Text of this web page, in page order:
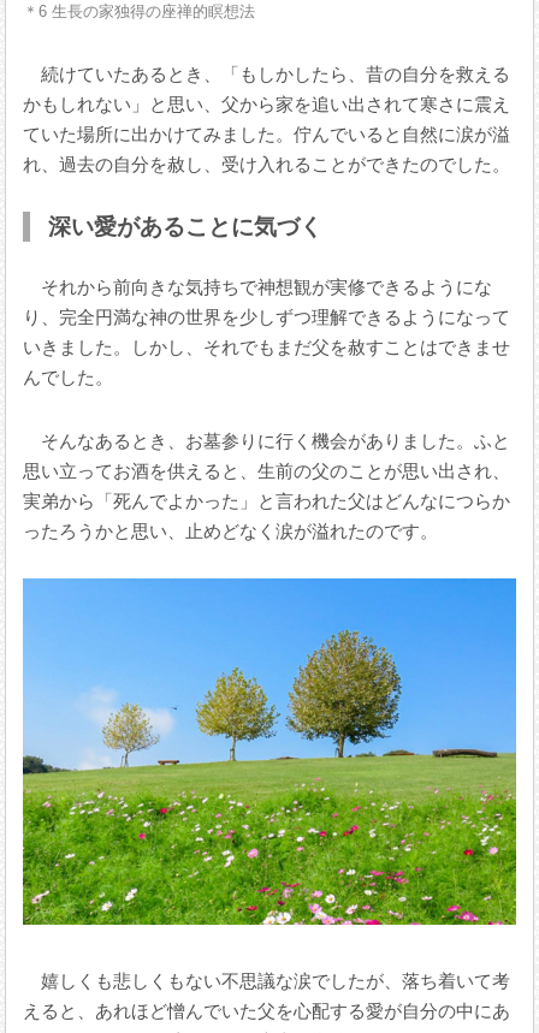
＊6 生長の家独得の座禅的瞑想法
続けていたあるとき、「もしかしたら、昔の自分を救える
かもしれない」と思い、父から家を追い出されて寒さに震え
ていた場所に出かけてみました。佇んでいると自然に涙が溢
れ、過去の自分を赦し、受け入れることができたのでした。
深い愛があることに気づく
それから前向きな気持ちで神想観が実修できるようにな
り、完全円満な神の世界を少しずつ理解できるようになって
いきました。しかし、それでもまだ父を赦すことはできませ
んでした。
そんなあるとき、お墓参りに行く機会がありました。ふと
思い立ってお酒を供えると、生前の父のことが思い出され、
実弟から「死んでよかった」と言われた父はどんなにつらか
ったろうかと思い、止めどなく涙が溢れたのです。
嬉しくも悲しくもない不思議な涙でしたが、落ち着いて考
えると、あれほど憎んでいた父を心配する愛が自分の中にあ